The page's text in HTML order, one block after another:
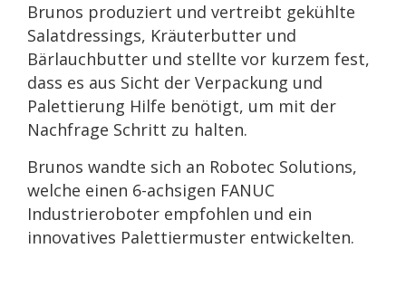
Brunos produziert und vertreibt gekühlte
Salatdressings, Kräuterbutter und
Bärlauchbutter und stellte vor kurzem fest,
dass es aus Sicht der Verpackung und
Palettierung Hilfe benötigt, um mit der
Nachfrage Schritt zu halten.
Brunos wandte sich an Robotec Solutions,
welche einen 6-achsigen FANUC
Industrieroboter empfohlen und ein
innovatives Palettiermuster entwickelten.